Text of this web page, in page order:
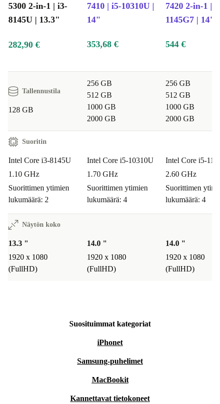
5300 2-in-1 | i3-
8145U | 13.3"
7410 | i5-10310U |
14"
7420 2-in-1 |
1145G7 | 14"
282,90 € 353,68 € 544 €
Tallennustila
128 GB
256 GB
512 GB
1000 GB
2000 GB
256 GB
512 GB
1000 GB
2000 GB
Suoritin
Intel Core i3-8145U
1.10 GHz
Suorittimen ytimien
lukumäärä: 2
Intel Core i5-10310U
1.70 GHz
Suorittimen ytimien
lukumäärä: 4
Intel Core i5-
2.60 GHz
Suorittimen
lukumäärä: 4
Näytön koko
13.3 "
1920 x 1080
(FullHD)
14.0 "
1920 x 1080
(FullHD)
14.0 "
1920 x 1080
(FullHD)
Suosituimmat kategoriat
iPhonet
Samsung-puhelimet
MacBookit
Kannettavat tietokoneet